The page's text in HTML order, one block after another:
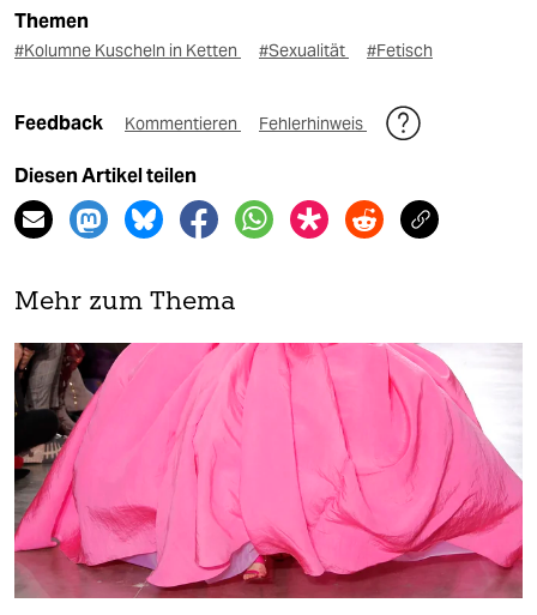
Themen
#Kolumne Kuscheln in Ketten #Sexualität #Fetisch
Feedback Kommentieren Fehlerhinweis
Diesen Artikel teilen
Mehr zum Thema